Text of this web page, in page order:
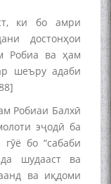
ки бо амри
достонҳои
Робиа ва ҳам
шеъру адаби
Робиаи Балхӣ
эҷодӣ ба
бо “сабаби
шудааст ва
ва иқдоми